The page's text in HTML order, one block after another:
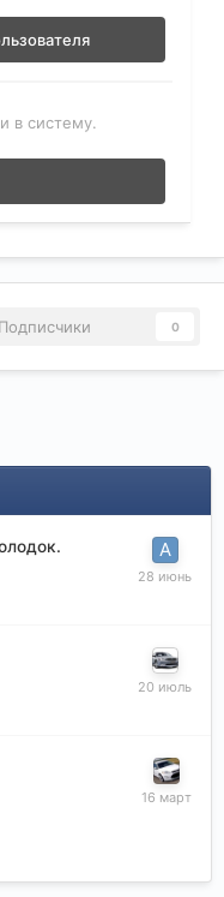
в систему.
Подписчики 0